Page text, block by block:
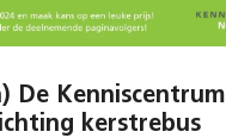
De Kenniscentrum
kerstrebus